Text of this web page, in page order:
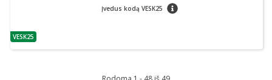
patarimas
VESK25
Įvedus kodą VESK25 patarimas